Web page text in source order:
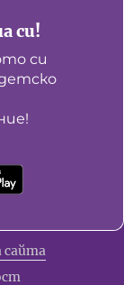
си!
си
сайта